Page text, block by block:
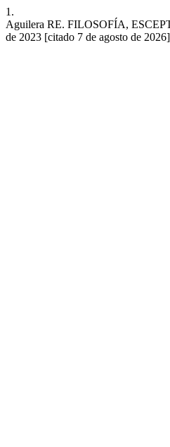
1.
Aguilera RE. FILOSOFÍA,
de 2023 [citado 7 de agosto de